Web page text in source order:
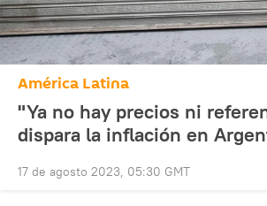
América Latina
"Ya no hay precios ni
dispara la inflación en
17 de agosto 2023, 05:30 GMT